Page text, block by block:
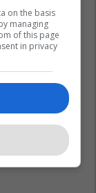
on the basis
managing
of this page
in privacy